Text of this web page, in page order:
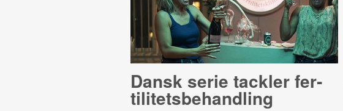
Dansk serie tackler fer­
ti­li­tets­be­hand­ling